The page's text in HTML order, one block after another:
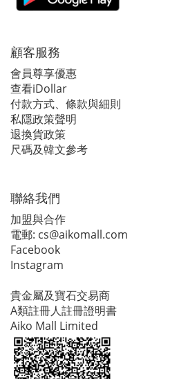
顧客服務
會員尊享優惠
查看iDollar
付款方式、條款與細則
私隱政策聲明
退換貨政策
尺碼及韓文參考
聯絡我們
加盟與合作
電郵: cs@aikomall.com
Facebook
Instagram
貴金屬及寶石交易商
A類註冊人註冊證明書
Aiko Mall Limited